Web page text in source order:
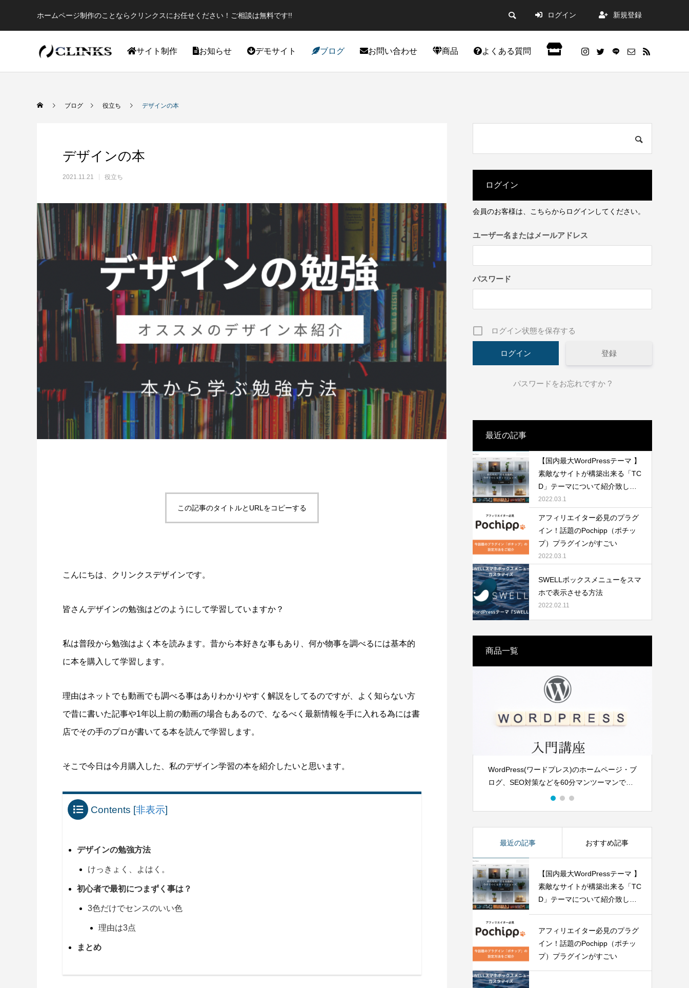
ホームページ制作のことならクリンクスにお任せください！ご相談は無料です!! ログイン 新規登録
サイト制作 お知らせ デモサイト ブログ お問い合わせ 商品 よくある質問
【国内最大WordPressテーマ 】素敵なサイ
トが構築出来る「TCD」テーマについて紹
介致します。
2022.03.01
アフィリエイター必見のプラグイン！話題
のPochipp（ポチップ）プラグインがすご
い2022.03.01
スポーツジムデモサイト作成しました。
2022.02.03
WordPress5.9アップデートの不具合改善
方法
2022.01.30
トが構築出来る「TCD」テーマについて紹
介致します。
WordPress5.9アップデートの不具合改善
方法
2022.01.30
新年あけましておめでとうございます！
2022.01.30
SWELLボックスメニューをスマホで表示
ヘッダー上に電話番号とボタンを表示する
お問い合わせフォームのカスタマイズ方法
【これから副業で稼ぎたい初心者向け】ま
速『初心一の型』
2021.11.20
ブログ 役立ち デザインの本
デザインの本
2021.11.21 役立ち
この記事のタイトルとURLをコピーする
こんにちは、クリンクスデザインです。
皆さんデザインの勉強はどのようにして学習していますか？
私は普段から勉強はよく本を読みます。昔から本好きな事もあり、何か物事を調べるには基本的
に本を購入して学習します。
理由はネットでも動画でも調べる事はありわかりやすく解説をしてるのですが、よく知らない方
で昔に書いた記事や1年以上前の動画の場合もあるので、なるべく最新情報を手に入れる為には書
店でその手のプロが書いてる本を読んで学習します。
そこで今日は今月購入した、私のデザイン学習の本を紹介したいと思います。
Contents [非表示]
デザインの勉強方法
けっきょく、よはく。
初心者で最初につまずく事は？
3色だけでセンスのいい色
理由は3点
まとめ
ログイン
会員のお客様は、こちらからログインしてください。
ユーザー名またはメールアドレス
パスワード
ログイン状態を保存する
登録
パスワードをお忘れですか ?
最近の記事
【国内最大WordPressテーマ 】
素敵なサイトが構築出来る「TC
D」テーマについて紹介致しま
す。
2022.03.1
アフィリエイター必見のプラグ
イン！話題のPochipp（ポチッ
プ）プラグインがすごい
2022.03.1
SWELLボックスメニューをスマ
ホで表示させる方法
2022.02.11
商品一覧
個人企業から店舗の方までしっかりとサポー
WordPress(ワードプレス)のホームページ・ブ
ログ、SEO対策などを60分マンツーマンでお
伝えします。
センスがある女子向けメディアを構築する
WordPressテーマ
最近の記事 おすすめ記事
【国内最大WordPressテーマ 】
素敵なサイトが構築出来る「TC
D」テーマについて紹介致しま
アフィリエイター必見のプラグ
イン！話題のPochipp（ポチッ
プ）プラグインがすごい